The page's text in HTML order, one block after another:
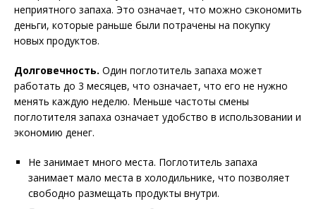
неприятного запаха. Это означает, что можно сэкономить
деньги, которые раньше были потрачены на покупку
новых продуктов.
Долговечность. Один поглотитель запаха может
работать до 3 месяцев, что означает, что его не нужно
менять каждую неделю. Меньше частоты смены
поглотителя запаха означает удобство в использовании и
экономию денег.
Не занимает много места. Поглотитель запаха
занимает мало места в холодильнике, что позволяет
свободно размещать продукты внутри.